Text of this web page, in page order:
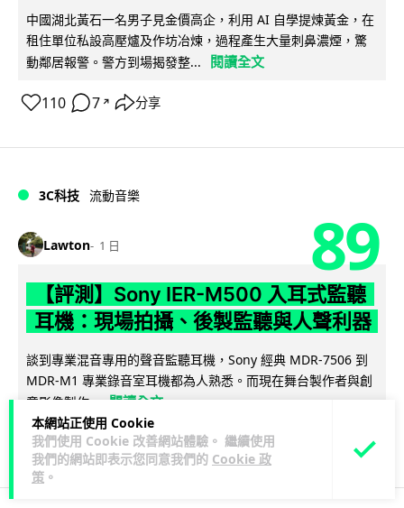
本網站正使用 Cookie
我們使用 Cookie 改善網站體驗。 繼續使用
我們的網站即表示您同意我們的 Cookie 政
策 。
中國湖北黃石一名男子見金價高企，利用 AI 自學提煉黃金，在
租住單位私設高壓爐及作坊冶煉，過程產生大量刺鼻濃煙，驚
動鄰居報警。警方到場揭發整...
閱讀全文
110 7 ↗ 分享
3C科技 流動音樂
Lawton 1 日 89
【評測】Sony IER-M500 入耳式監聽
耳機：現場拍攝、後製監聽與人聲利器
談到專業混音專用的聲音監聽耳機，Sony 經典 MDR-7506 到
MDR-M1 專業錄音室耳機都為人熟悉。而現在舞台製作者與創
意影像製作... 閱讀全文
38 4 ↗ 分享